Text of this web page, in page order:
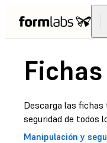
Descarga las
seguridad de todos
Manipulación y